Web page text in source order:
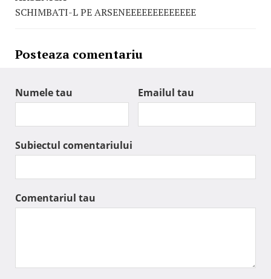
SCHIMBATI-L PE ARSENEEEEEEEEEEEEE
Posteaza comentariu
Numele tau Emailul tau
Subiectul comentariului
Comentariul tau